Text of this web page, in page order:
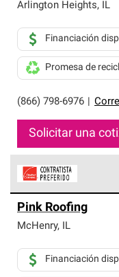
Arlington Heights, IL
(866) 798-6976
Financiación
Promesa de
Solicitar una
parte de una red
que cumplen con
Pink Roofing
McHenry, IL
Financiación